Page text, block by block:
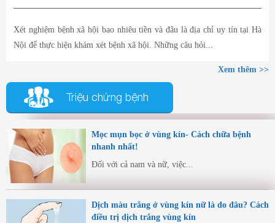
Xét nghiệm bệnh xã hội bao nhiêu tiền và đâu là địa chỉ uy tín tại Hà
Nội để thực hiện khám xét bệnh xã hội. Những câu hỏi...
Xem thêm >>
Triệu chứng bệnh
Mọc mụn bọc ở vùng kín- Cách chữa bệnh
nhanh nhất!
Đối với cả nam và nữ, việc...
Dịch màu trắng ở vùng kín nữ là do đâu? Cách
điều trị dịch trắng vùng kín